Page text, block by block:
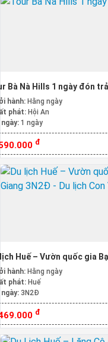
Bà Nà Hills 1 ngày đón
hành: Hằng ngày
phát: Hội An
1 ngày
đ
Huế – Vườn quốc gia
hành: Hằng ngày
phát: Huế
3N2Đ
đ